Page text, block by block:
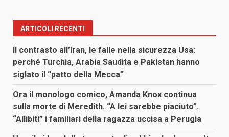
ARTICOLI RECENTI
Il contrasto all’Iran, le falle nella sicurezza Usa:
perché Turchia, Arabia Saudita e Pakistan hanno
siglato il “patto della Mecca”
Ora il monologo comico, Amanda Knox continua
sulla morte di Meredith. “A lei sarebbe piaciuto”.
“Allibiti” i familiari della ragazza uccisa a Perugia